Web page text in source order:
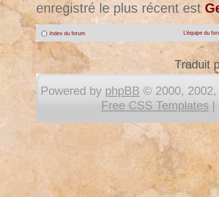
enregistré le plus récent est
Index du forum L’équipe du
Traduit
Powered by phpBB © 2000, 2002,
Free CSS Templates |